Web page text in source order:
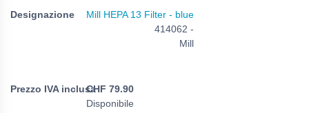
Mill HEPA 13 Filter - blue
414062 -
Mill
CHF 79.90
Disponibile